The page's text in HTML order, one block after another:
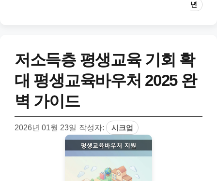
년
저소득층 평생교육 기회 확
대 평생교육바우처 2025 완
벽 가이드
2026년 01월 23일 작성자: 시크업